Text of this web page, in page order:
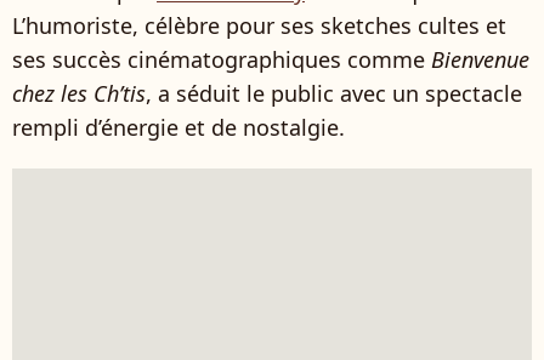
L’humoriste, célèbre pour ses sketches cultes et
ses succès cinématographiques comme Bienvenue
chez les Ch’tis, a séduit le public avec un spectacle
rempli d’énergie et de nostalgie.